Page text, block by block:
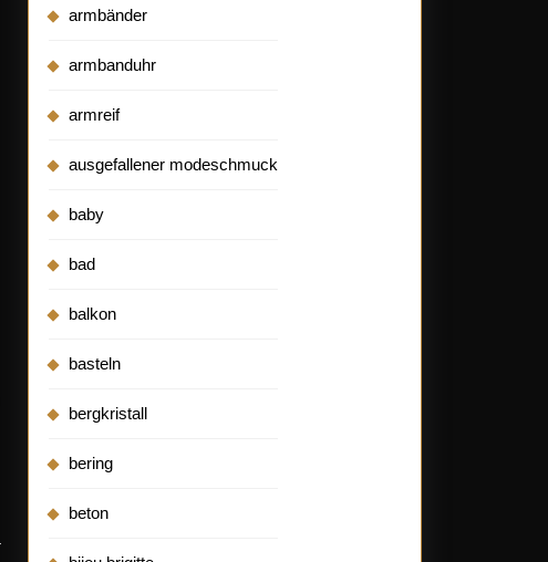
armbänder
armbanduhr
armreif
ausgefallener modeschmuck
baby
bad
balkon
basteln
bergkristall
bering
beton